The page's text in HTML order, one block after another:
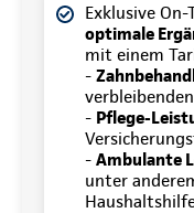
Exklusive
optimale
mit einem
-
- Pflege-
- Ambulante
unter